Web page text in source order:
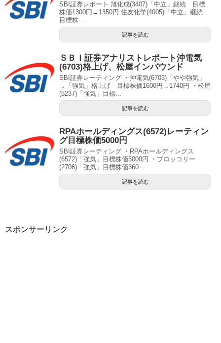
SBI証券レポート 旭化成(3407)「中立」継続 目標
株価1300円→1350円 住友化学(4005)「中立」継続
目標株...
記事を読む
ＳＢＩ証券アナリストレポート沖電気
(6703)格上げ、松屋インバウンド
SBI証券レーティング ・沖電気(6703)「やや強気」
→「強気」格上げ 目標株価1600円→1740円 ・松屋
(8237)「強気」目標...
記事を読む
RPAホールディングス(6572)レーティン
グ目標株価5000円
SBI証券レーティング ・RPAホールディングス
(6572)「強気」目標株価5000円 ・ブロッコリー
(2706)「強気」目標株価360...
記事を読む
スポンサーリンク